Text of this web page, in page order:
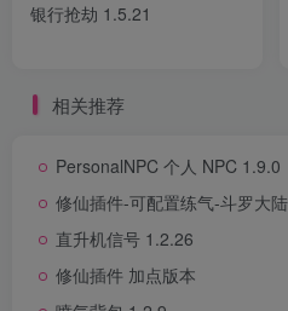
银行抢劫 1.5.21
相关推荐
PersonalNPC 个人 NPC 1.9.0
修仙插件-可配置练气-斗罗大陆
直升机信号 1.2.26
修仙插件 加点版本